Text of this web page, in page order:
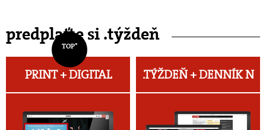
predplaťte si .týždeň
TOP*
PRINT + DIGITAL .TÝŽDEŇ +DENNÍK N